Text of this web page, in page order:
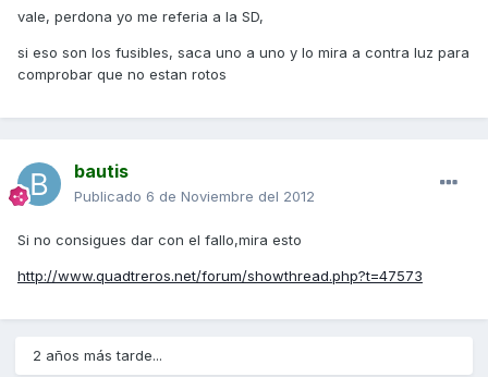
vale, perdona yo me referia a la SD,
si eso son los fusibles, saca uno a uno y lo mira a contra luz para
comprobar que no estan rotos
bautis
Publicado 6 de Noviembre del 2012
Si no consigues dar con el fallo,mira esto
http://www.quadtreros.net/forum/showthread.php?t=47573
2 años más tarde...